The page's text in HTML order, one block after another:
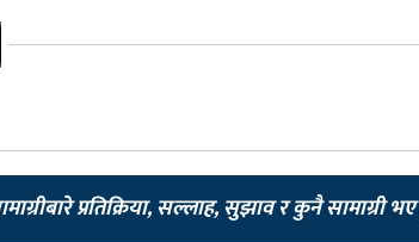
प्रतिक्रिया, सल्लाह, सुझाव र कुनै सामाग्री भए